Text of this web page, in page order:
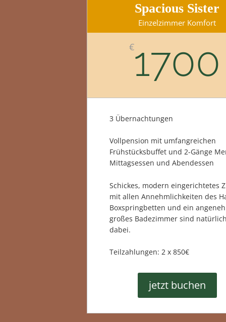
Spacious Sister
Einzelzimmer Komfort
€1700
3 Übernachtungen
Vollpension mit umfangreichen
Frühstücksbuffet und 2-Gänge
Mittagsessen und Abendessen
Schickes, modern eingerichtetes
mit allen Annehmlichkeiten des
Boxspringbetten und ein
großes Badezimmer sind
dabei.
Teilzahlungen: 2 x 850€
jetzt buchen